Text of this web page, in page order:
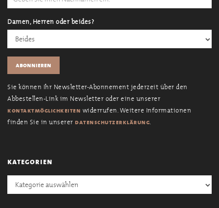
Damen, Herren oder beides?
Sie können Ihr Newsletter-Abonnement jederzeit über den
Abbestellen-Link im Newsletter oder eine unserer
kontaktmöglichkeiten widerrufen. Weitere Informationen
finden Sie in unserer datenschutzerklärung.
kategorien
Kategorien